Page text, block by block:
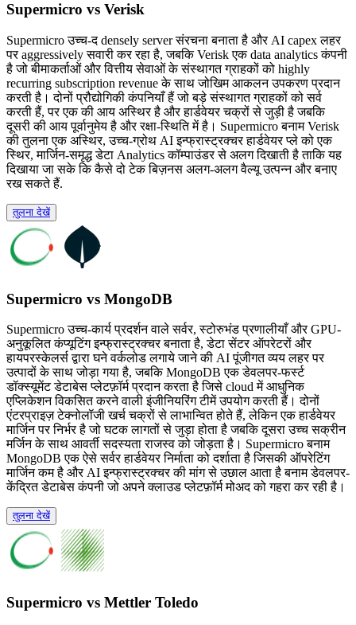
Supermicro vs Verisk
Supermicro उच्च-द densely server संरचना बनाता है और AI capex लहर
पर aggressively सवारी कर रहा है, जबकि Verisk एक data analytics कंपनी
है जो बीमाकर्ताओं और वित्तीय सेवाओं के संस्थागत ग्राहकों को highly
recurring subscription revenue के साथ जोखिम आकलन उपकरण प्रदान
करती है। दोनों प्रौद्योगिकी कंपनियाँ हैं जो बड़े संस्थागत ग्राहकों को सर्व
करती हैं, पर एक की आय अस्थिर है और हार्डवेयर चक्रों से जुड़ी है जबकि
दूसरी की आय पूर्वानुमेय है और रक्षा-स्थिति में है। Supermicro बनाम Verisk
की तुलना एक अस्थिर, उच्च-ग्रोथ AI इन्फ्रास्ट्रक्चर हार्डवेयर प्ले को एक
स्थिर, मार्जिन-समृद्ध डेटा Analytics कॉम्पाउंडर से अलग दिखाती है ताकि यह
दिखाया जा सके कि कैसे दो टेक बिज़नस अलग-अलग वैल्यू उत्पन्न और बनाए
रख सकते हैं.
तुलना देखें
Supermicro vs MongoDB
Supermicro उच्च-कार्य प्रदर्शन वाले सर्वर, स्टोरुभंड प्रणालीयाँ और GPU-
अनुकूलित कंप्यूटिंग इन्फ्रास्ट्रक्चर बनाता है, डेटा सेंटर ऑपरेटरों और
हायपरस्केलर्स द्वारा घने वर्कलोड लगाये जाने की AI पूंजीगत व्यय लहर पर
उत्पादों के साथ जोड़ा गया है, जबकि MongoDB एक डेवलपर-फर्स्ट
डॉक्स्यूमेंट डेटाबेस प्लेटफ़ॉर्म प्रदान करता है जिसे cloud में आधुनिक
एप्लिकेशन विकसित करने वाली इंजीनियरिंग टीमें उपयोग करती हैं। दोनों
एंटरप्राइज़ टेक्नोलॉजी खर्च चक्रों से लाभान्वित होते हैं, लेकिन एक हार्डवेयर
मार्जिन पर निर्भर है जो घटक लागतों से जुड़ा होता है जबकि दूसरा उच्च सक्रीन
मर्जिन के साथ आवर्ती सदस्यता राजस्व को जोड़ता है। Supermicro बनाम
MongoDB एक ऐसे सर्वर हार्डवेयर निर्माता को दर्शाता है जिसकी ऑपरेटिंग
मार्जिन कम है और AI इन्फ्रास्ट्रक्चर की मांग से उछाल आता है बनाम डेवलपर-
केंद्रित डेटाबेस कंपनी जो अपने क्लाउड प्लेटफ़ॉर्म मोअद को गहरा कर रही है।
तुलना देखें
Supermicro vs Mettler Toledo